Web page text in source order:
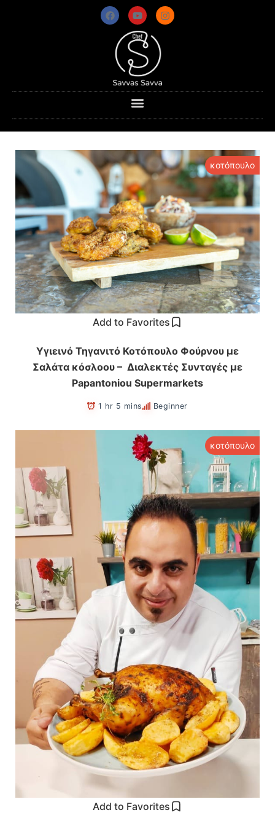
Add to Favorites
κοτόπουλο
Υγιεινό Τηγανιτό Κοτόπουλο Φούρνου με
Σαλάτα κόσλοου – Διαλεκτές Συνταγές με
Papantoniou Supermarkets
1 hr 5 mins Beginner
Add to Favorites
κοτόπουλο